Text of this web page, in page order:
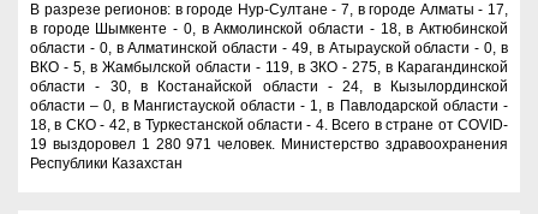
В разрезе регионов: в городе Нур-Султане - 7, в городе Алматы - 17,
в городе Шымкенте - 0, в Акмолинской области - 18, в Актюбинской
области - 0, в Алматинской области - 49, в Атырауской области - 0, в
ВКО - 5, в Жамбылской области - 119, в ЗКО - 275, в Карагандинской
области - 30, в Костанайской области - 24, в Кызылординской
области – 0, в Мангистауской области - 1, в Павлодарской области -
18, в СКО - 42, в Туркестанской области - 4. Всего в стране от COVID-
19 выздоровел 1 280 971 человек. Министерство здравоохранения
Республики Казахстан